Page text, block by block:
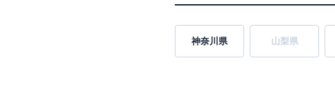
神奈川県 山梨県